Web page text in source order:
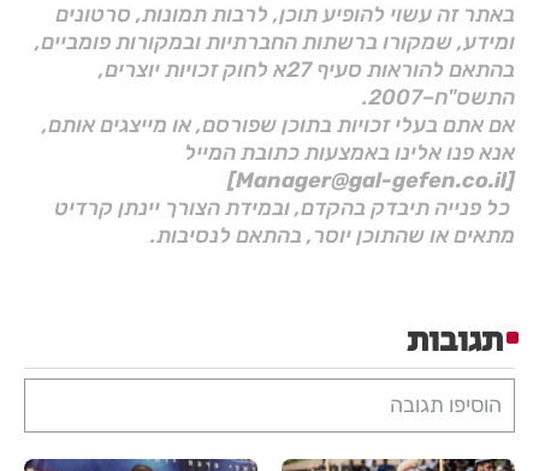
באתר זה עשוי להופיע תוכן, לרבות תמונות, סרטונים
ומידע, שמקורו ברשתות החברתיות ובמקורות פומביים,
בהתאם להוראות סעיף 27א לחוק זכויות יוצרים,
התשס"ח–2007.
אם אתם בעלי זכויות בתוכן שפורסם, או מייצגים אותם,
אנא פנו אלינו באמצעות כתובת המייל
[Manager@gal-gefen.co.il]
כל פנייה תיבדק בהקדם, ובמידת הצורך יינתן קרדיט
מתאים או שהתוכן יוסר, בהתאם לנסיבות.
תגובות
הוסיפו תגובה